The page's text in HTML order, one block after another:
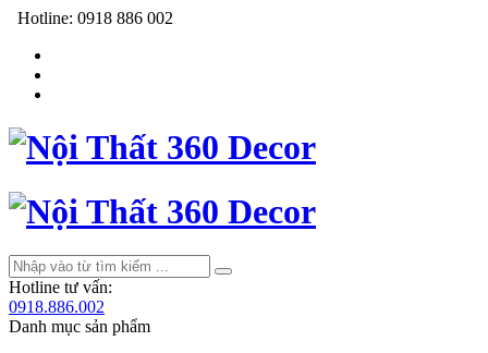
Hotline: 0918 886 002
Hotline tư vấn:
0918.886.002
Danh mục sản phẩm